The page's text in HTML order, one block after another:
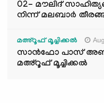
02- മൗലിദ്
നിന്ന് മലബാർ
മഅ്റൂഫ് മൂച്ചിക്കല്‍
സാൻഫോ പാസ്
മഅ്റൂഫ് മൂച്ചിക്കല്‍